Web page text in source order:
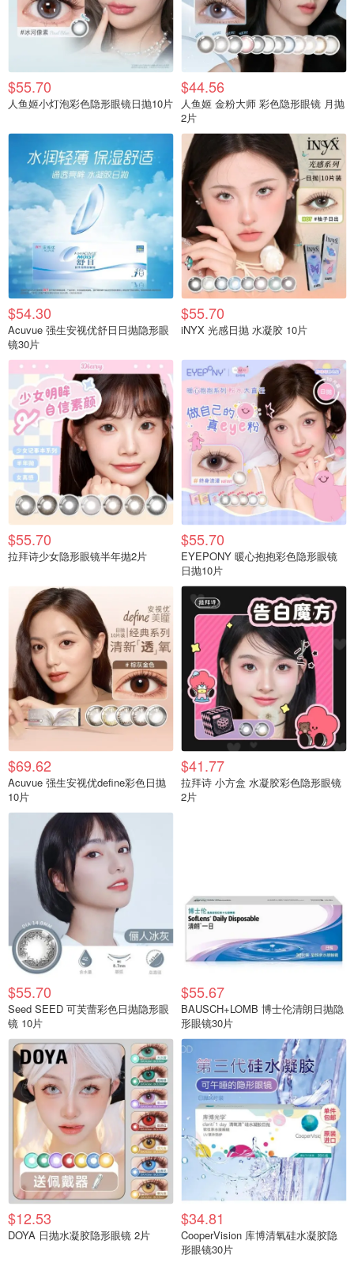
$55.70
人鱼姬小灯泡彩色隐形眼镜日抛10片
$44.56
人鱼姬 金粉大师 彩色隐形眼镜 月抛
2片
$54.30
Acuvue 强生安视优舒日日抛隐形眼
镜30片
$55.70
iNYX 光感日抛 水凝胶 10片
$55.70
拉拜诗少女隐形眼镜半年抛2片
$55.70
EYEPONY 暖心抱抱彩色隐形眼镜
日抛10片
$69.62
Acuvue 强生安视优define彩色日抛
10片
$41.77
拉拜诗 小方盒 水凝胶彩色隐形眼镜
2片
$55.70
Seed SEED 可芙蕾彩色日抛隐形眼
镜 10片
$55.67
BAUSCH+LOMB 博士伦清朗日抛隐
形眼镜30片
$12.53
DOYA 日抛水凝胶隐形眼镜 2片
$34.81
CooperVision 库博清氧硅水凝胶隐
形眼镜30片